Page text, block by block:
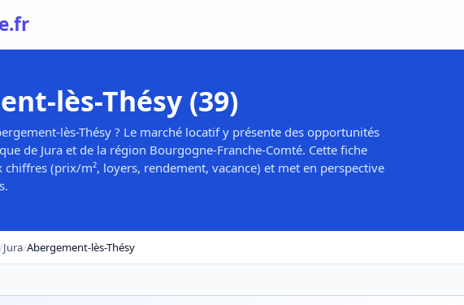
lès-Thésy (39)
lès-Thésy ? Le marché locatif y présente des opportunités
de Jura et de la région Bourgogne-Franche-Comté. Cette fiche
(prix/m², loyers, rendement, vacance) et met en perspective
/Jura/Abergement-lès-Thésy